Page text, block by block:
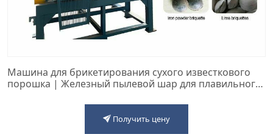
Машина для брикетирования сухого известкового
порошка | Железный пылевой шар для плавильного
Получить цену